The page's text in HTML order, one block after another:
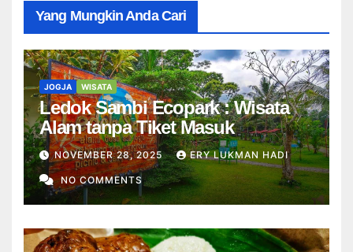
Yang Mungkin Anda Cari
JOGJA WISATA
Ledok Sambi Ecopark : Wisata
Alam tanpa Tiket Masuk
NOVEMBER 28, 2025 ERY LUKMAN HADI
NO COMMENTS